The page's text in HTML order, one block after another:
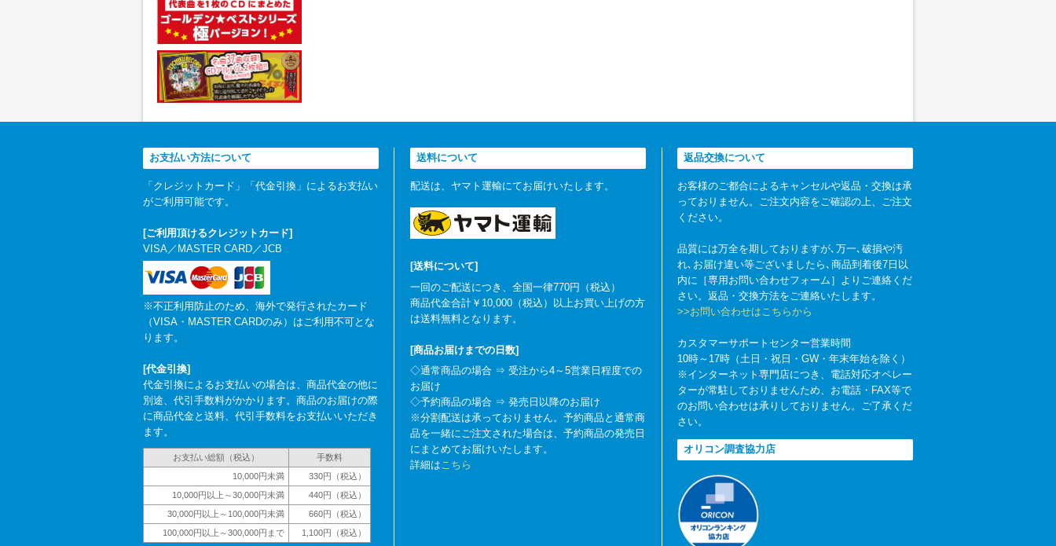
お支払い方法について
「クレジットカード」「代金引換」によるお支払い
がご利用可能です。
[ご利用頂けるクレジットカード]
VISA／MASTER CARD／JCB
※不正利用防止のため、海外で発行されたカード
（VISA・MASTER CARDのみ）はご利用不可とな
ります。
[代金引換]
代金引換によるお支払いの場合は、商品代金の他に
別途、代引手数料がかかります。商品のお届けの際
に商品代金と送料、代引手数料をお支払いいただき
ます。
お支払い総額（税込）
手数料
10,000円未満
330円（税込）
10,000円以上～30,000円未満
440円（税込）
30,000円以上～100,000円未満
660円（税込）
100,000円以上～300,000円まで
1,100円（税込）
送料について
配送は、ヤマト運輸にてお届けいたします。
[送料について]
一回のご配送につき、全国一律770円（税込）
商品代金合計￥10,000（税込）以上お買い上げの方
は送料無料となります。
[商品お届けまでの日数]
◇通常商品の場合 ⇒ 受注から4～5営業日程度での
お届け
◇予約商品の場合 ⇒ 発売日以降のお届け
※分割配送は承っておりません。予約商品と通常商
品を一緒にご注文された場合は、予約商品の発売日
にまとめてお届けいたします。
詳細はこちら
返品交換について
お客様のご都合によるキャンセルや返品・交換は承
っておりません。ご注文内容をご確認の上、ご注文
ください。
品質には万全を期しておりますが､万一､破損や汚
れ､お届け違い等ございましたら､商品到着後7日以
内に［専用お問い合わせフォーム］よりご連絡くだ
さい。返品・交換方法をご連絡いたします。
>>お問い合わせはこちらから
カスタマーサポートセンター営業時間
10時～17時（土日・祝日・GW・年末年始を除く）
※インターネット専門店につき、電話対応オペレー
ターが常駐しておりませんため、お電話・FAX等で
のお問い合わせは承りしておりません。ご了承くだ
さい。
オリコン調査協力店